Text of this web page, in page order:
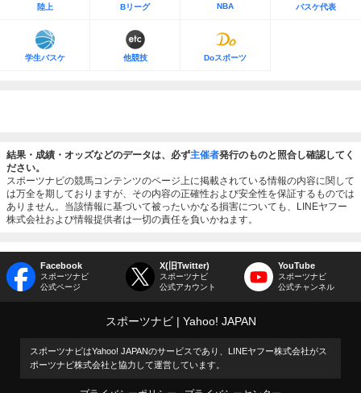
陸上 Bリーグ NBA バスケ代表
学生バスケ 他競技 Doスポーツ
結果・成績・オッズなどのデータは、必ず主催者発行のものと照合し確認してく
ださい。
スポーツナビの競馬コンテンツのページ上に掲載されている情報の内容に関して
は万全を期しておりますが、その内容の正確性および安全性を保証するものでは
ありません。当該情報に基づいて被ったいかなる損害についても、LINEヤフー
株式会社および情報提供者は一切の責任を負いかねます。
Facebook
スポーツナビ
公式ページ
X(旧Twitter)
スポーツナビ
公式アカウント
YouTube
スポーツナビ
公式チャンネル
スポーツナビ Yahoo! JAPAN
スポーツナビはYahoo! JAPANのサービスであり、LINEヤフー株式会社がス
ポーツナビ株式会社と協力して運営しています。